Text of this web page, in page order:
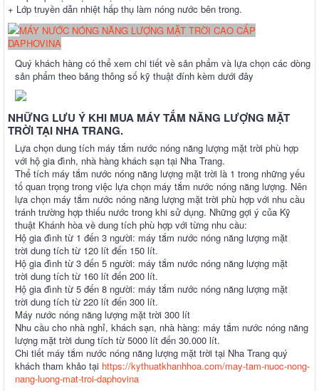
+ Lớp truyền dẫn nhiệt hấp thụ làm nóng nước bên trong.
MÁY NƯỚC NÓNG NĂNG LƯỢNG MẶT TRỜI CAO CẤP
DAPHOVINA
Quý khách hàng có thể xem chi tiết về sản phẩm và lựa chọn các dòng
sản phẩm theo bảng thông số kỹ thuật đính kèm dưới đây
NHỮNG LƯU Ý KHI MUA MÁY TẮM NĂNG LƯỢNG MẶT
TRỜI TẠI NHA TRANG.
Lựa chọn dung tích máy tắm nước nóng năng lượng mặt trời phù hợp
với hộ gia đình, nhà hàng khách sạn tại Nha Trang.
Thể tích máy tắm nước nóng năng lượng mặt trời là 1 trong những yếu
tố quan trọng trong việc lựa chọn máy tắm nước nóng năng lượng. Nên
lựa chọn máy tắm nước nóng năng lượng mặt trời phù hợp với nhu cầu
tránh trường hợp thiếu nước trong khi sử dụng. Những gợi ý của Kỹ
thuật Khánh hòa về dung tích phù hợp với từng nhu cầu:
Hộ gia đình từ 1 đến 3 người: máy tắm nước nóng năng lượng mặt
trời dung tích từ 120 lít đến 150 lít.
Hộ gia đình từ 3 đến 5 người: máy tắm nước nóng năng lượng mặt
trời dung tích từ 160 lít đến 200 lít.
Hộ gia đình từ 5 đến 8 người: máy tắm nước nóng năng lượng mặt
trời dung tích từ 220 lít đến 300 lít.
Máy nước nóng năng lượng mặt trời 300 lít
Nhu cầu cho nhà nghỉ, khách sạn, nhà hàng: máy tắm nước nóng năng
lượng mặt trời dung tích từ 5000 lít đến 30.000 lít.
Chi tiết máy tắm nước nóng năng lượng mặt trời tại Nha Trang quý
khách tham khảo tại https://kythuatkhanhhoa.com/may-tam-nuoc-nong-
nang-luong-mat-troi-daphovina